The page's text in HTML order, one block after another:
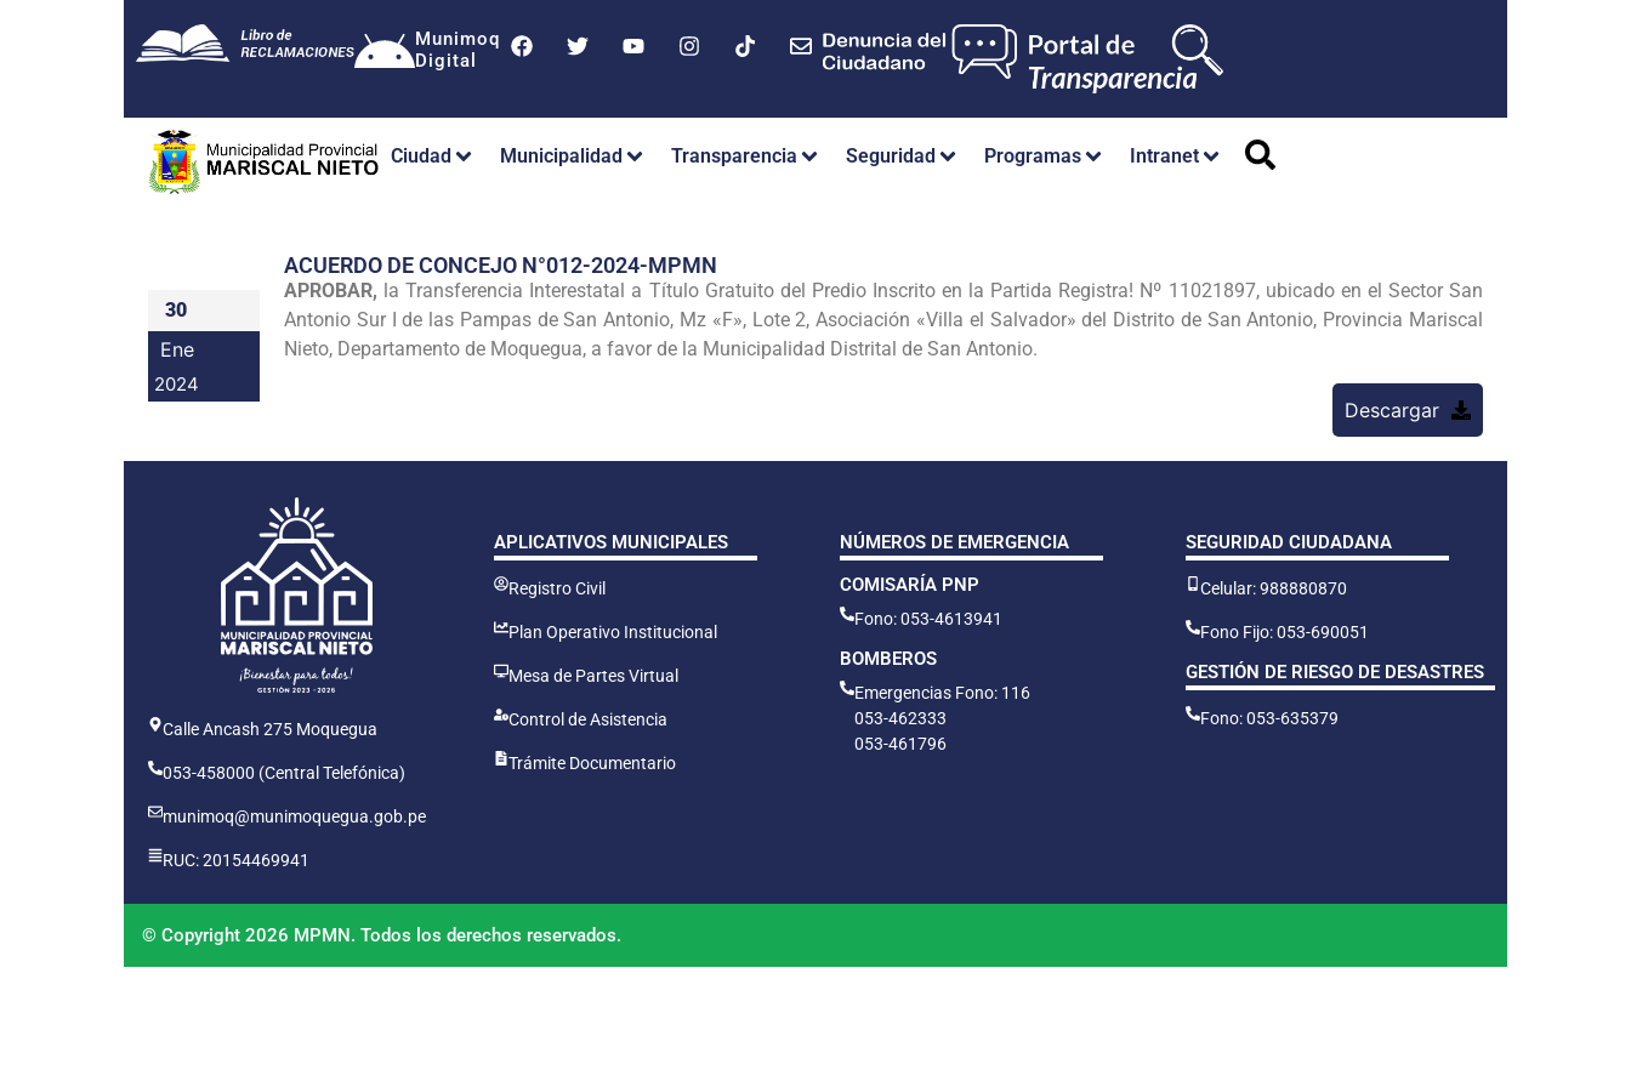
Munimoq
Digital
Ciudad Municipalidad Transparencia Seguridad Programas Intranet
30
Ene
2024
ACUERDO DE CONCEJO N°012-2024-MPMN
APROBAR, la Transferencia Interestatal a Título Gratuito del Predio Inscrito en la Partida Registra! Nº 11021897, ubicado en el Sector San
Antonio Sur I de las Pampas de San Antonio, Mz «F», Lote 2, Asociación «Villa el Salvador» del Distrito de San Antonio, Provincia Mariscal
Nieto, Departamento de Moquegua, a favor de la Municipalidad Distrital de San Antonio.
Descargar
Calle Ancash 275 Moquegua
053-458000 (Central Telefónica)
munimoq@munimoquegua.gob.pe
RUC: 20154469941
APLICATIVOS MUNICIPALES
Registro Civil
Plan Operativo Institucional
Mesa de Partes Virtual
Control de Asistencia
Trámite Documentario
NÚMEROS DE EMERGENCIA
COMISARÍA PNP
Fono: 053-4613941
BOMBEROS
Emergencias Fono: 116
053-462333
053-461796
SEGURIDAD CIUDADANA
Celular: 988880870
Fono Fijo: 053-690051
GESTIÓN DE RIESGO DE DESASTRES
Fono: 053-635379
© Copyright 2026 MPMN. Todos los derechos reservados.